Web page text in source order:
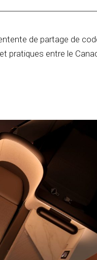
de partage de
pratiques entre le